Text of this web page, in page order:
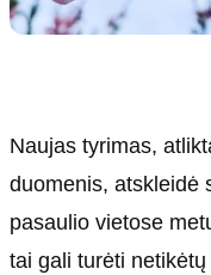
Autoriai
Dirbtinis intelektas
Naujas tyrimas,
duomenis, atskleidė
pasaulio vietose
tai gali turėti